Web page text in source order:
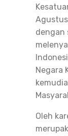
dengan
Negara
Oleh